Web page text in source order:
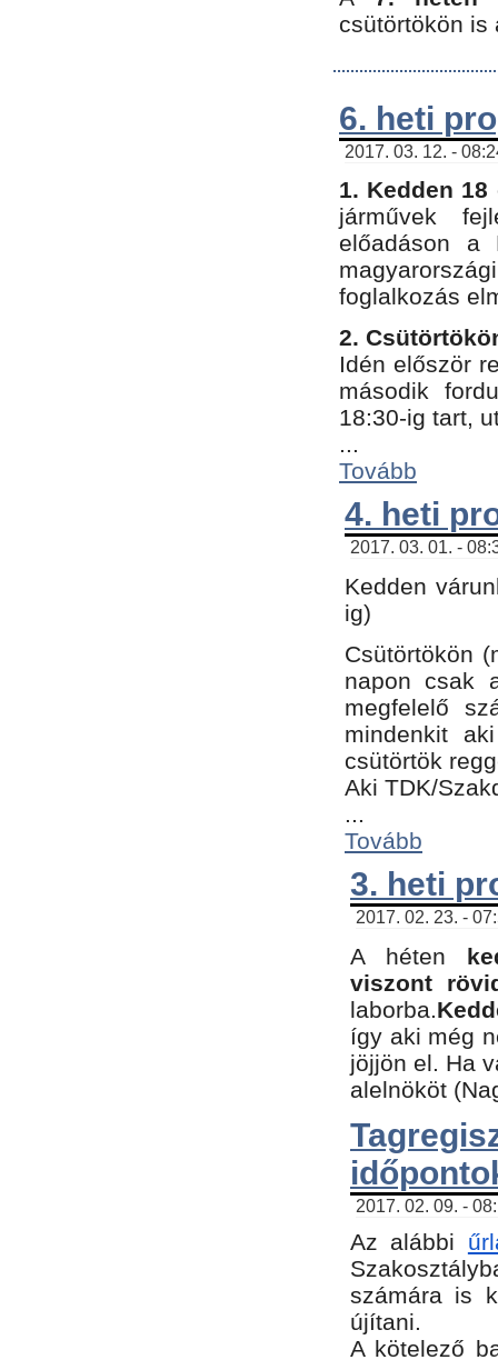
csütörtökön is
6. heti
2017. 03. 12. -
1. Kedden 18
járművek
előadáson a
foglalkozás
2.
Idén először
második
18:30-ig tart,
...
Tovább
4. heti
2017. 03. 01. -
Kedden
ig)
Csütörtökön
napon csak
megfelelő
mindenkit
csütörtök
Aki TDK/
...
Tovább
3. heti
2017. 02. 23. -
A héten
viszont
laborba.
így aki még
jöjjön el. Ha
alelnököt
2017. 02. 09. -
Az alábbi
számára is
újítani.
​A kötelező